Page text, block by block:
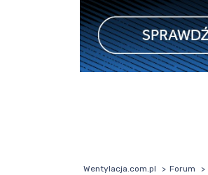
Wentylacja.com.pl Forum